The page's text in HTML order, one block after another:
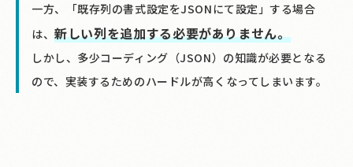
一方、「既存列の書式設定をJSONにて設定」する場合
は、新しい列を追加する必要がありません。
しかし、多少コーディング（JSON）の知識が必要となる
ので、実装するためのハードルが高くなってしまいます。